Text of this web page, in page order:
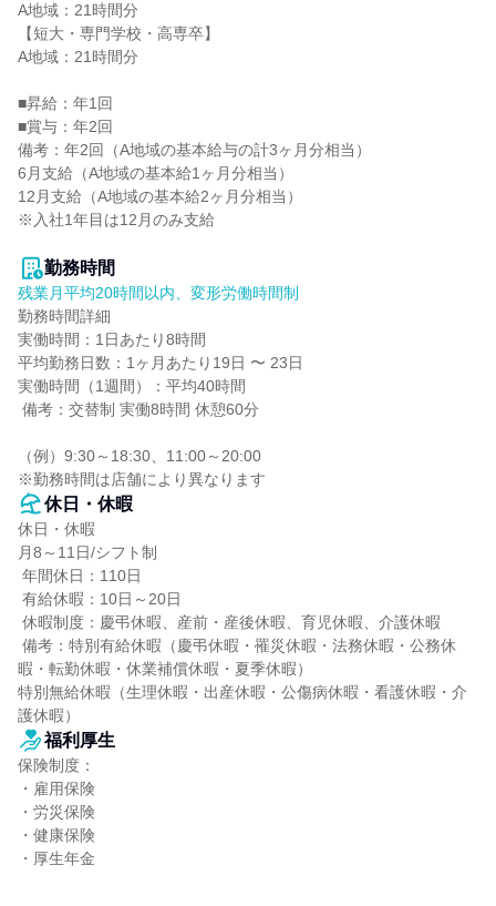
A地域：21時間分
【短大・専門学校・高専卒】
A地域：21時間分
■昇給：年1回
■賞与：年2回
備考：年2回（A地域の基本給与の計3ヶ月分相当）
6月支給（A地域の基本給1ヶ月分相当）
12月支給（A地域の基本給2ヶ月分相当）
※入社1年目は12月のみ支給
勤務時間
残業月平均20時間以内、変形労働時間制
勤務時間詳細
実働時間：1日あたり8時間
平均勤務日数：1ヶ月あたり19日 〜 23日
実働時間（1週間）：平均40時間
（例）9:30～18:30、11:00～20:00
※勤務時間は店舗により異なります
休日・休暇
休日・休暇
月8～11日/シフト制
暇・転勤休暇・休業補償休暇・夏季休暇）
特別無給休暇（生理休暇・出産休暇・公傷病休暇・看護休暇・介
護休暇）
福利厚生
保険制度：
・雇用保険
・労災保険
・健康保険
・厚生年金